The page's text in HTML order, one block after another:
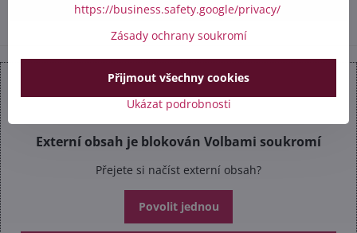
Externí obsah je blokován Volbami soukromí
Přejete si načíst externí obsah?
Povolit jednou
https://business.safety.google/privacy/
Zásady ochrany soukromí
Ukázat podrobnosti
Přijmout všechny cookies